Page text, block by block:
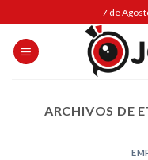
to
content
7 de
ARCHIVOS DE